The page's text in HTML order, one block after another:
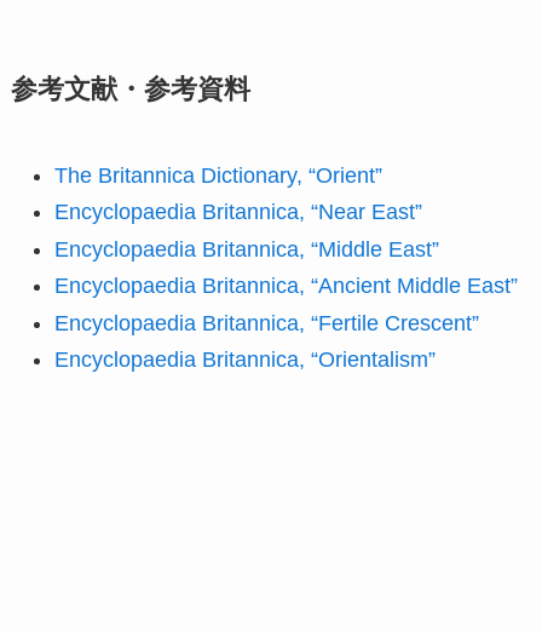
参考文献・参考資料
The Britannica Dictionary, “Orient”
Encyclopaedia Britannica, “Near East”
Encyclopaedia Britannica, “Middle East”
Encyclopaedia Britannica, “Ancient Middle East”
Encyclopaedia Britannica, “Fertile Crescent”
Encyclopaedia Britannica, “Orientalism”